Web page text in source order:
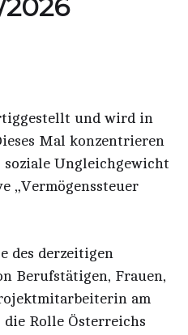
2026
und wird in
Mal konzentrieren
soziale Ungleichgewicht
„Vermögenssteuer
des derzeitigen
Berufstätigen, Frauen,
am
Rolle Österreichs